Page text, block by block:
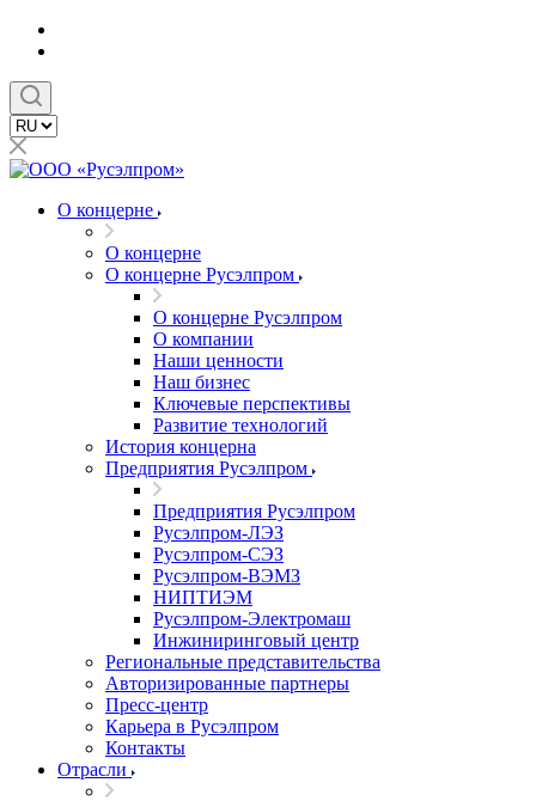
О концерне
О концерне
О концерне Русэлпром
О концерне Русэлпром
О компании
Наши ценности
Наш бизнес
Ключевые перспективы
Развитие технологий
История концерна
Предприятия Русэлпром
Предприятия Русэлпром
Русэлпром-ЛЭЗ
Русэлпром-СЭЗ
Русэлпром-ВЭМЗ
НИПТИЭМ
Русэлпром-Электромаш
Инжиниринговый центр
Региональные представительства
Авторизированные партнеры
Пресс-центр
Карьера в Русэлпром
Контакты
Отрасли